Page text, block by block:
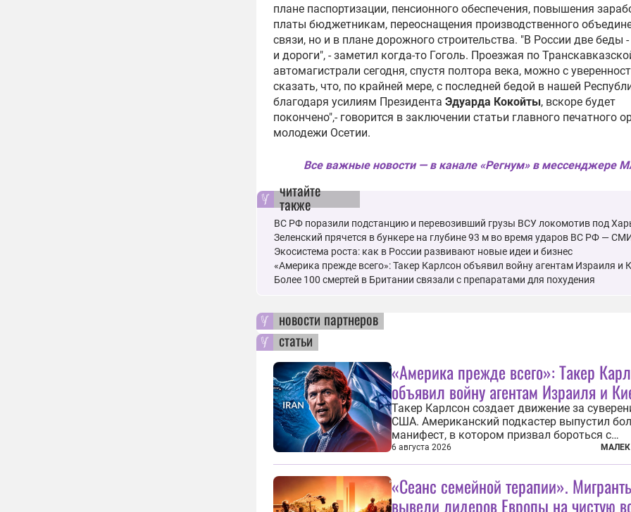
плане паспортизации, пенсионного обеспечения, повышения
платы бюджетникам, переоснащения производственного
связи, но и в плане дорожного строительства. "В России две беды
и дороги", - заметил когда-то Гоголь. Проезжая по
автомагистрали сегодня, спустя полтора века, можно с
сказать, что, по крайней мере, с последней бедой в нашей
благодаря усилиям Президента Эдуарда Кокойты, вскоре будет
покончено",- говорится в заключении статьи главного печатного
молодежи Осетии.
Все важные новости — в канале «Регнум» в мессенджере
читайте
также
ВС РФ поразили подстанцию и перевозивший грузы ВСУ локомотив под
Зеленский прячется в бункере на глубине 93 м во время ударов ВС РФ —
Экосистема роста: как в России развивают новые идеи и бизнес
«Америка прежде всего»: Такер Карлсон объявил войну агентам Израиля и
Более 100 смертей в Британии связали с препаратами для похудения
новости партнеров
статьи
«Америка прежде всего»: Такер
объявил войну агентам Израиля и
Такер Карлсон создает движение за
США. Американский подкастер выпустил
манифест, в котором призвал бороться с
иностранным влиянием в Штатах, в первую
имея в виду Израиль. А также прекратить
остановить прием мигрантов...
6 августа 2026
«Сеанс семейной терапии».
вывели лидеров Европы на чистую